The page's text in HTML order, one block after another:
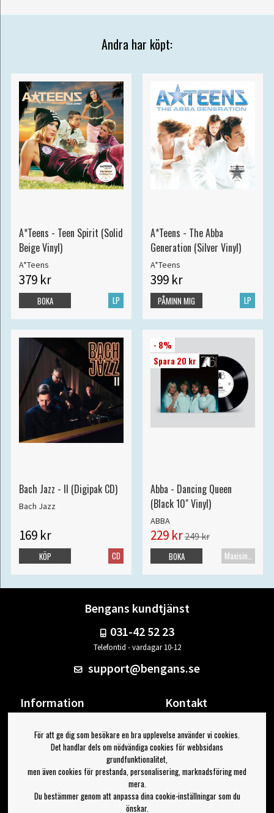
Andra har köpt:
A*Teens - Teen Spirit (Solid
Beige Vinyl)
A*Teens
379 kr
LP
BOKA
A*Teens - The Abba
Generation (Silver Vinyl)
A*Teens
399 kr
LP
PÅMINN MIG
Bach Jazz - II (Digipak CD)
Bach Jazz
169 kr
CD
KÖP
- 8%
Spara 20 kr
Abba - Dancing Queen
(Black 10" Vinyl)
ABBA
229 kr249 kr
Maxisingel
BOKA
Bengans kundtjänst
031-42 52 23
Telefontid - vardagar 10-12
support@bengans.se
Information
Om Bengans
FAQ / Köp- & Leveransvillkor
Kontakt
Din sida
Logga ut
Jag vill ha tips från Bengans
För att ge dig som besökare en bra upplevelse använder vi cookies.
Det handlar dels om nödvändiga cookies för webbsidans
grundfunktionalitet,
men även cookies för prestanda, personalisering, marknadsföring med
mera.
Du bestämmer genom att anpassa dina cookie-inställningar som du
önskar.